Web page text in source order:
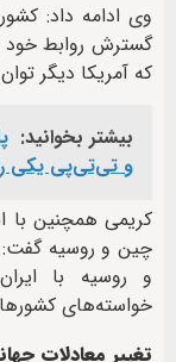
وی ادامه داد:
گسترش روابط خود
که آمریکا دیگر
بیشتر بخوانید:
و تی‌تی‌پی یکی
کریمی همچنین با
چین و روسیه گفت:
و روسیه با
خواسته‌های
تغییر معادلات